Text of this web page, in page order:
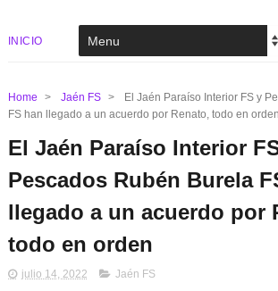
INICIO
Home > Jaén FS >
El Jaén Paraíso Interior FS y
FS han llegado a un acuerdo por Renato, todo en orden
El Jaén Paraíso Interior
Pescados Rubén Burela
llegado a un acuerdo por
todo en orden
julio 14, 2022 Jaén FS